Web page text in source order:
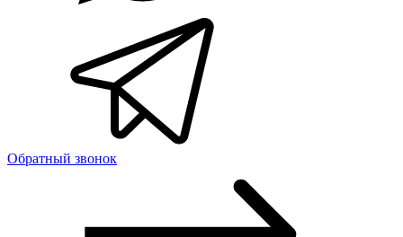
Обратный звонок